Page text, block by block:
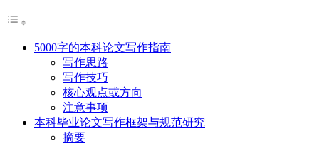
5000字的本科论文写作指南
写作思路
写作技巧
核心观点或方向
注意事项
本科毕业论文写作框架与规范研究
摘要